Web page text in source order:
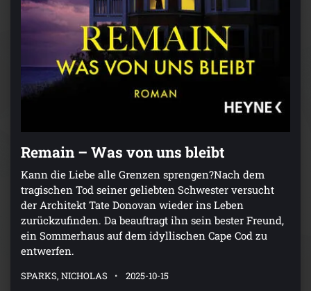
Remain – Was von uns bleibt
Kann die Liebe alle Grenzen sprengen?Nach dem
tragischen Tod seiner geliebten Schwester versucht
der Architekt Tate Donovan wieder ins Leben
zurückzufinden. Da beauftragt ihn sein bester Freund,
ein Sommerhaus auf dem idyllischen Cape Cod zu
entwerfen.
SPARKS, NICHOLAS 2025-10-15